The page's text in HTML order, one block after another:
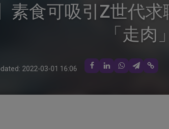
素食可吸引Z世代
「走肉
2022-03-01 16:06